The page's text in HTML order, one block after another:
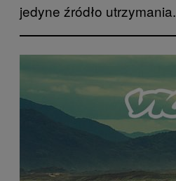
jedyne źródło utrzymania.